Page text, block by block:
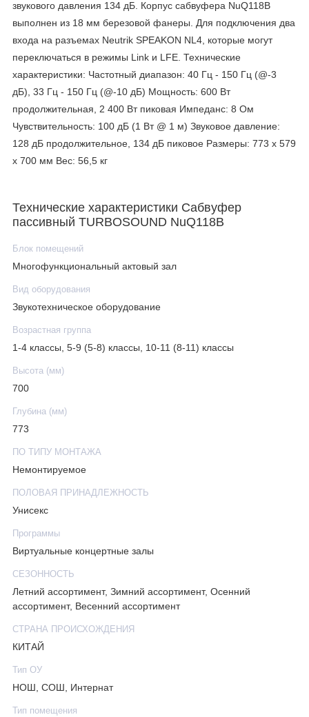
звукового давления 134 дБ. Корпус сабвуфера NuQ118B
выполнен из 18 мм березовой фанеры. Для подключения два
входа на разъемах Neutrik SPEAKON NL4, которые могут
переключаться в режимы Link и LFE. Технические
характеристики: Частотный диапазон: 40 Гц - 150 Гц (@-3
дБ), 33 Гц - 150 Гц (@-10 дБ) Мощность: 600 Вт
продолжительная, 2 400 Вт пиковая Импеданс: 8 Ом
Чувствительность: 100 дБ (1 Вт @ 1 м) Звуковое давление:
128 дБ продолжительное, 134 дБ пиковое Размеры: 773 x 579
x 700 мм Вес: 56,5 кг
Технические характеристики Сабвуфер
пассивный TURBOSOUND NuQ118B
Блок помещений
Многофункциональный актовый зал
Вид оборудования
Звукотехническое оборудование
Возрастная группа
1-4 классы, 5-9 (5-8) классы, 10-11 (8-11) классы
Высота (мм)
700
Глубина (мм)
773
ПО ТИПУ МОНТАЖА
Немонтируемое
ПОЛОВАЯ ПРИНАДЛЕЖНОСТЬ
Унисекс
Программы
Виртуальные концертные залы
СЕЗОННОСТЬ
Летний ассортимент, Зимний ассортимент, Осенний
ассортимент, Весенний ассортимент
СТРАНА ПРОИСХОЖДЕНИЯ
КИТАЙ
Тип ОУ
НОШ, СОШ, Интернат
Тип помещения